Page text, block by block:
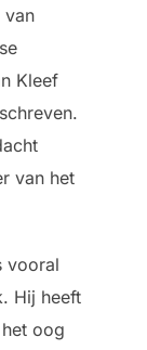
van
Kleef
van het
vooral
Hij heeft
oog